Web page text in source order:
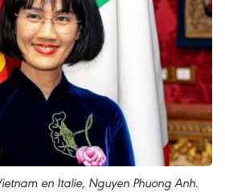
en Italie, Nguyen Phuong Anh.